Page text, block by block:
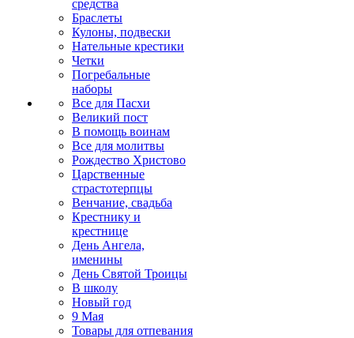
средства
Браслеты
Кулоны, подвески
Нательные крестики
Четки
Погребальные
наборы
Все для Пасхи
Великий пост
В помощь воинам
Все для молитвы
Рождество Христово
Царственные
страстотерпцы
Венчание, свадьба
Крестнику и
крестнице
День Ангела,
именины
День Святой Троицы
В школу
Новый год
9 Мая
Товары для отпевания